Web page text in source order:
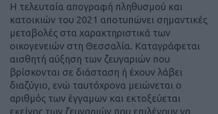
Η τελευταία απογραφή πληθυσμού και
κατοικιών του 2021 αποτυπώνει σημαντικές
μεταβολές στα χαρακτηριστικά των
οικογενειών στη Θεσσαλία. Καταγράφεται
αισθητή αύξηση των ζευγαριών που
βρίσκονται σε διάσταση ή έχουν λάβει
διαζύγιο, ενώ ταυτόχρονα μειώνεται ο
αριθμός των έγγαμων και εκτοξεύεται
εκείνος των ζευγαριών που επιλέγουν να